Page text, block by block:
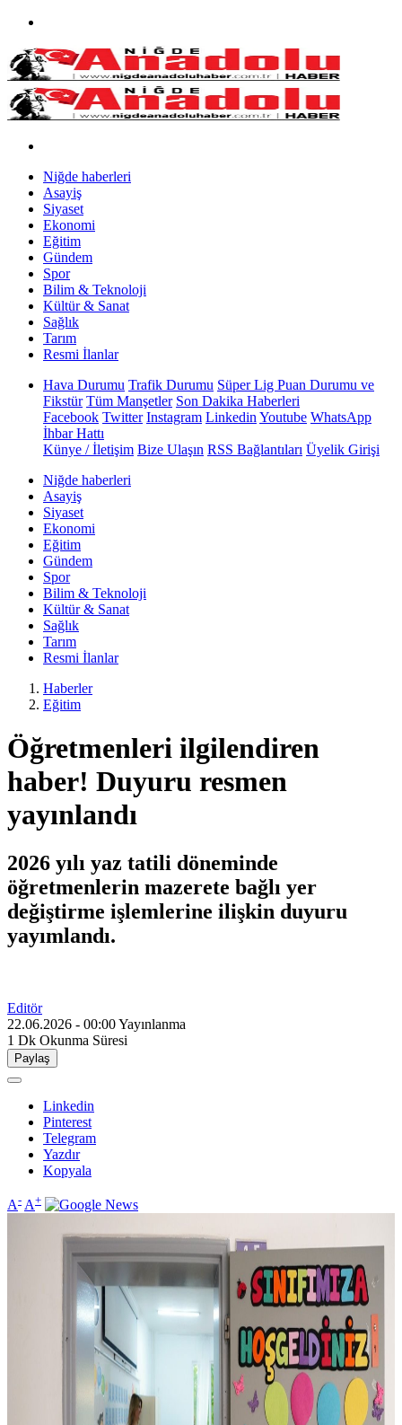
Niğde haberleri
Asayiş
Siyaset
Ekonomi
Eğitim
Gündem
Spor
Bilim & Teknoloji
Kültür & Sanat
Sağlık
Tarım
Resmi İlanlar
Hava Durumu Trafik Durumu Süper Lig Puan Durumu ve
Fikstür Tüm Manşetler Son Dakika Haberleri
Facebook Twitter Instagram Linkedin Youtube WhatsApp
İhbar Hattı
Künye / İletişim Bize Ulaşın RSS Bağlantıları Üyelik Girişi
Niğde haberleri
Asayiş
Siyaset
Ekonomi
Eğitim
Gündem
Spor
Bilim & Teknoloji
Kültür & Sanat
Sağlık
Tarım
Resmi İlanlar
Haberler
Eğitim
Öğretmenleri ilgilendiren
haber! Duyuru resmen
yayınlandı
2026 yılı yaz tatili döneminde
öğretmenlerin mazerete bağlı yer
değiştirme işlemlerine ilişkin duyuru
yayımlandı.
Editör
22.06.2026 - 00:00Yayınlanma
1 Dk Okunma Süresi
Paylaş
Linkedin
Pinterest
Telegram
Yazdır
Kopyala
A- A+